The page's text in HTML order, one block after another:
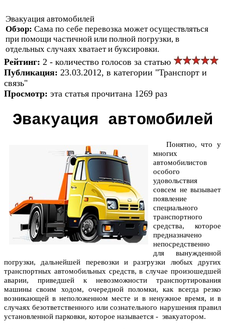
Эвакуация автомобилей
Обзор: Сама по себе перевозка может осуществляться
при помощи частичной или полной погрузки, в
отдельных случаях хватает и буксировки.
Рейтинг: 2 - количество голосов за статью
Публикация: 23.03.2012, в категории "Транспорт и
связь"
Просмотр: эта статья прочитана 1269 раз
Эвакуация автомобилей
Понятно, что у
многих
автомобилистов
особого
удовольствия
совсем не вызывает
появление
специального
транспортного
средства, которое
предназначено
непосредственно
для вынужденной
погрузки, дальнейшей перевозки и разгрузки любых других
транспортных автомобильных средств, в случае произошедшей
аварии, приведшей к невозможности транспортирования
машины своим ходом, очередной поломки, как всегда резко
возникающей в неположенном месте и в ненужное время, и в
случаях безответственного или сознательного нарушения правил
установленной парковки, которое называется - эвакуатором.